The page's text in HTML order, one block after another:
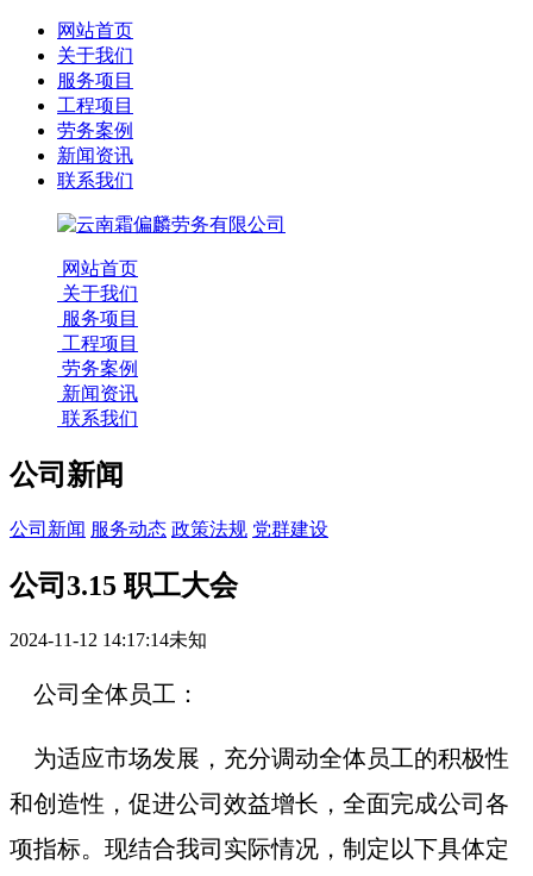
网站首页
关于我们
服务项目
工程项目
劳务案例
新闻资讯
联系我们
网站首页
关于我们
服务项目
工程项目
劳务案例
新闻资讯
联系我们
公司新闻
公司新闻 服务动态 政策法规 党群建设
公司3.15 职工大会
2024-11-12 14:17:14未知
公司全体员工：
为适应市场发展，充分调动全体员工的积极性
和创造性，促进公司效益增长，全面完成公司各
项指标。现结合我司实际情况，制定以下具体定